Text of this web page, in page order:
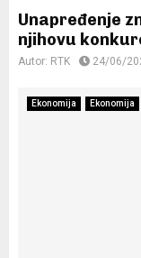
Unapređenje
njihovu
Autor: RTK 24/06/
Ekonomija Ekonomija